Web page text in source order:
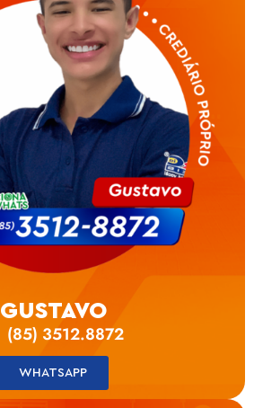
GUSTAVO
(85) 3512.8872
WHATSAPP